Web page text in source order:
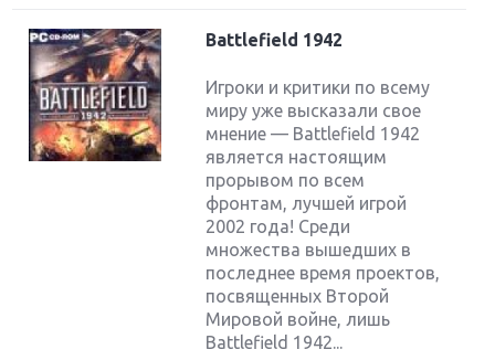
Battlefield 1942
Игроки и критики по всему
миру уже высказали свое
мнение — Battlefield 1942
является настоящим
прорывом по всем
фронтам, лучшей игрой
2002 года! Среди
множества вышедших в
последнее время проектов,
посвященных Второй
Мировой войне, лишь
Battlefield 1942...